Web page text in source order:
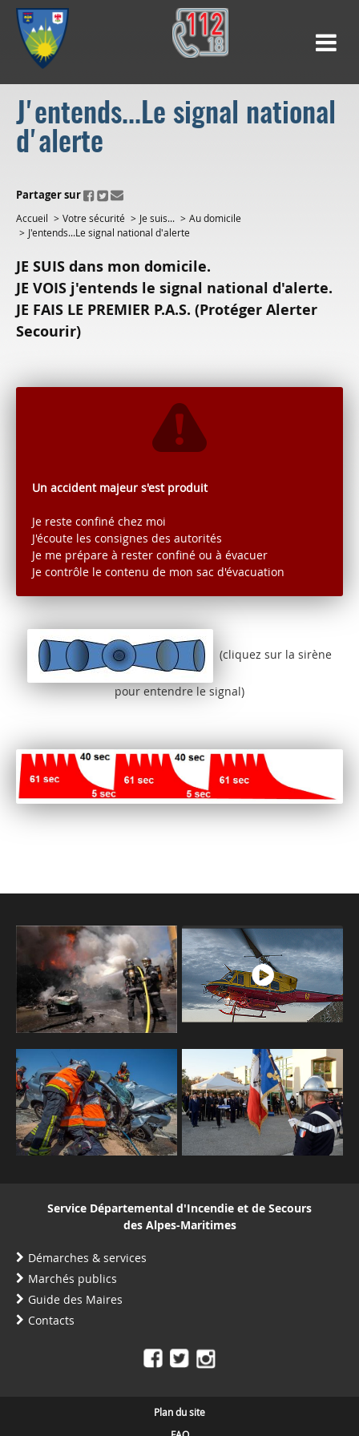
J'entends...Le signal national
d'alerte
ui.fo.accessibility.echappement.partage
Partager sur
Accueil Votre sécurité Je suis...
Au domicile
J'entends...Le signal national d'alerte
JE SUIS dans mon domicile.
JE VOIS j'entends le signal national d'alerte.
JE FAIS LE PREMIER P.A.S. (Protéger Alerter
Secourir)
Un accident majeur s'est produit
Je reste confiné chez moi
J'écoute les consignes des autorités
Je me prépare à rester confiné ou à évacuer
Je contrôle le contenu de mon sac d'évacuation
(cliquez sur la sirène
pour entendre le signal)
Service Départemental d'Incendie et de Secours
des Alpes-Maritimes
Démarches & services
Marchés publics
Guide des Maires
Contacts
Plan du site